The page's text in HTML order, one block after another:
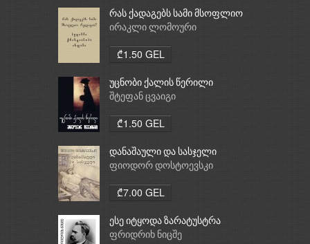
რას ქადაგებს სამი მსოფლიო
რელიგია: ბუდიზმი,
ირაკლი ლომოური
₾1.50 GEL
უცნობი ქალის წერილი
შტეფან ცვაიგი
₾1.50 GEL
დანაშაული და სასჯელი
ფიოდორ დოსტოევსკი
₾7.00 GEL
ესე იტყოდა ზარატუსტრა
ფრიდრიხ ნიცშე